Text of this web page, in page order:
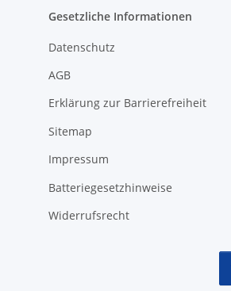
Gesetzliche Informationen
Datenschutz
AGB
Erklärung zur Barrierefreiheit
Sitemap
Impressum
Batteriegesetzhinweise
Widerrufsrecht